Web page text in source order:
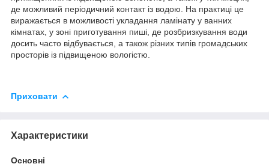
де можливий періодичний контакт із водою. На практиці це
виражається в можливості укладання ламінату у ванних
кімнатах, у зоні приготування пиші, де розбризкування води
досить часто відбувається, а також різних типів громадських
просторів із підвищеною вологістю.
Приховати
Характеристики
Основні